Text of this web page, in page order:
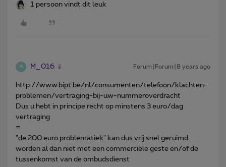
1 persoon vindt dit leuk
M M_016 Forum|Forum|8 years ago
http://www.bipt.be/nl/consumenten/telefoon/klachten-
problemen/vertraging-bij-uw-nummeroverdracht
Dus u hebt in principe recht op minstens 3 euro/dag
vertraging
=
"de 200 euro problematiek" kan dus vrij snel geruimd
worden al dan niet met een commerciële geste en/of de
tussenkomst van de ombudsdienst